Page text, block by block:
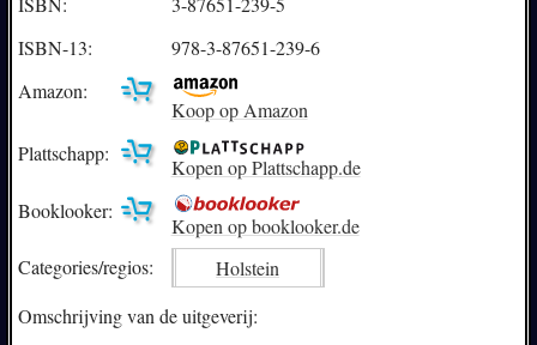
ISBN-13:
978-3-87651-239-6
Amazon:
Koop op Amazon
Plattschapp:
Kopen op Plattschapp.de
Booklooker:
Kopen op booklooker.de
Categories/regios:
Holstein
Omschrijving van de uitgeverij: